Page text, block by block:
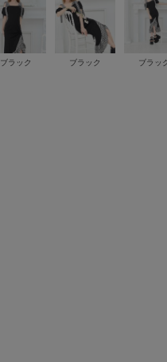
ブラック ブラック ブラッ